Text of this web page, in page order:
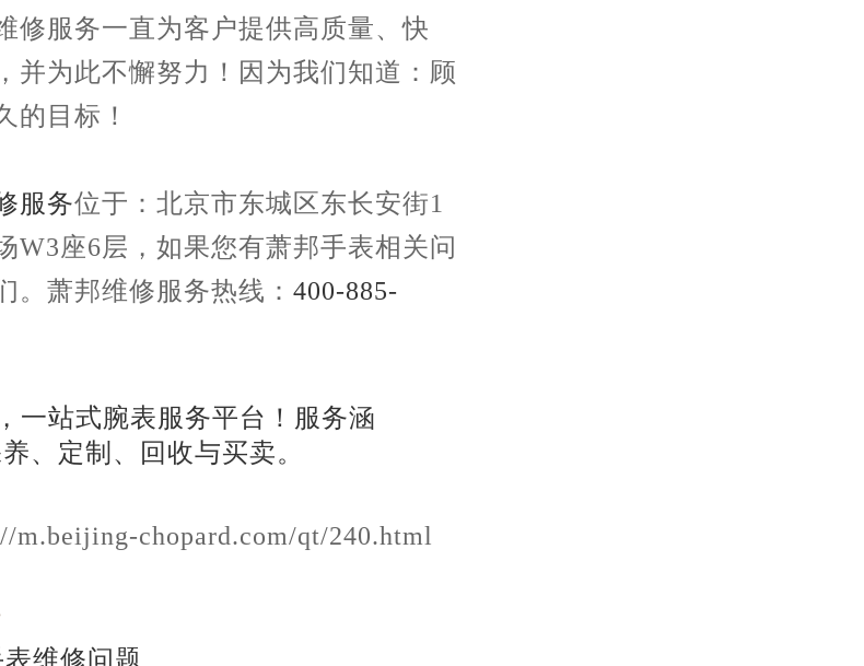
修服务一直为客户提供高质量、快
并为此不懈努力！因为我们知道：顾
的目标！
服务位于：北京市东城区东长安街1
W3座6层，如果您有萧邦手表相关问
。萧邦维修服务热线： 400-885-
m.beijing-chopard.com/qt/240.html
维修问题